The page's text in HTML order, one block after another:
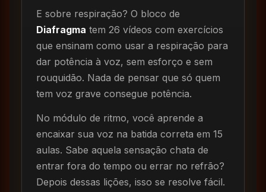
E sobre respiração? O bloco de
Diafragma tem 26 vídeos com exercícios
que ensinam como usar a respiração para
dar potência à voz, sem esforço e sem
rouquidão. Nada de pensar que só quem
tem voz grave consegue potência.
No módulo de ritmo, você aprende a
encaixar sua voz na batida correta em 15
aulas. Sabe aquela sensação chata de
entrar fora do tempo ou errar no refrão?
Depois dessas lições, isso se resolve fácil.